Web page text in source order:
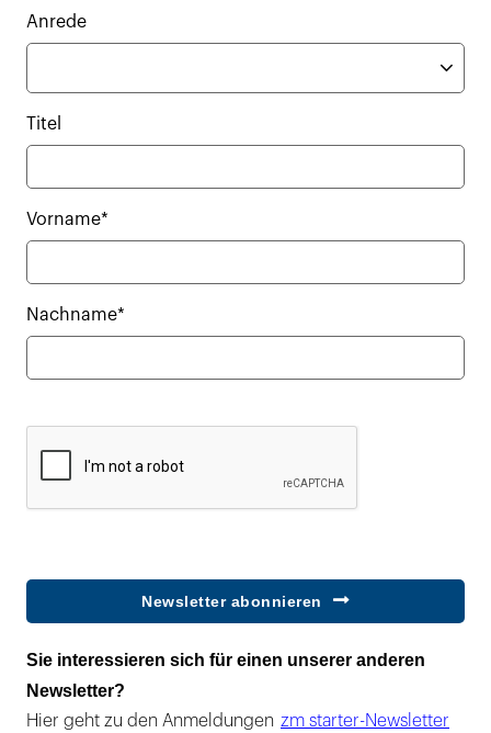
Anrede
Titel
Vorname*
Nachname*
Newsletter abonnieren
Sie interessieren sich für einen unserer anderen
Newsletter?
Hier geht zu den Anmeldungen zm starter-Newsletter